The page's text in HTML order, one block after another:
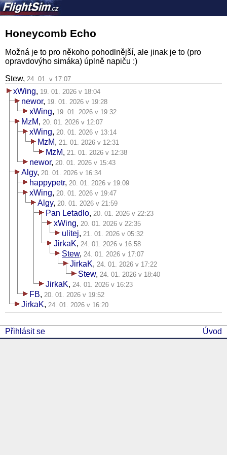
Honeycomb Echo
Možná je to pro někoho pohodlnější, ale jinak je to (pro
opravdovýho simáka) úplně napiču :)
Stew, 24. 01. v 17:07
xWing, 19. 01. 2026 v 18:04
newor, 19. 01. 2026 v 19:28
xWing, 19. 01. 2026 v 19:32
MzM, 20. 01. 2026 v 12:07
xWing, 20. 01. 2026 v 13:14
MzM, 21. 01. 2026 v 12:31
MzM, 21. 01. 2026 v 12:38
newor, 20. 01. 2026 v 15:43
Algy, 20. 01. 2026 v 16:34
happypetr, 20. 01. 2026 v 19:09
xWing, 20. 01. 2026 v 19:47
Algy, 20. 01. 2026 v 21:59
Pan Letadlo, 20. 01. 2026 v 22:23
xWing, 20. 01. 2026 v 22:35
ulitej, 21. 01. 2026 v 05:32
JirkaK, 24. 01. 2026 v 16:58
Stew, 24. 01. 2026 v 17:07
JirkaK, 24. 01. 2026 v 17:22
Stew, 24. 01. 2026 v 18:40
JirkaK, 24. 01. 2026 v 16:23
FB, 20. 01. 2026 v 19:52
JirkaK, 24. 01. 2026 v 16:20
Úvod
Přihlásit se